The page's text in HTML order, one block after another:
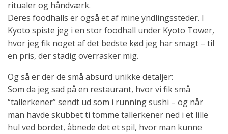
ritualer og håndværk.
Deres foodhalls er også et af mine yndlingssteder. I
Kyoto spiste jeg i en stor foodhall under Kyoto Tower,
hvor jeg fik noget af det bedste kød jeg har smagt – til
en pris, der stadig overrasker mig.
Og så er der de små absurd unikke detaljer:
Som da jeg sad på en restaurant, hvor vi fik små
“tallerkener” sendt ud som i running sushi – og når
man havde skubbet ti tomme tallerkener ned i et lille
hul ved bordet, åbnede det et spil, hvor man kunne